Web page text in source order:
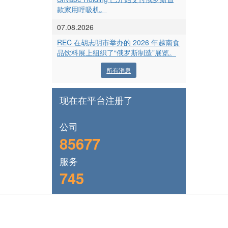
款家用呼吸机。
07.08.2026
REC 在胡志明市举办的 2026 年越南食
品饮料展上组织了“俄罗斯制造”展览。
所有消息
现在在平台注册了
公司
85677
服务
745